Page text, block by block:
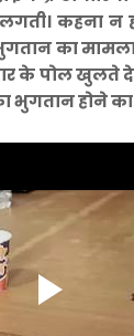
कहना न
का
के पोल खुलते
भुगतान होने का